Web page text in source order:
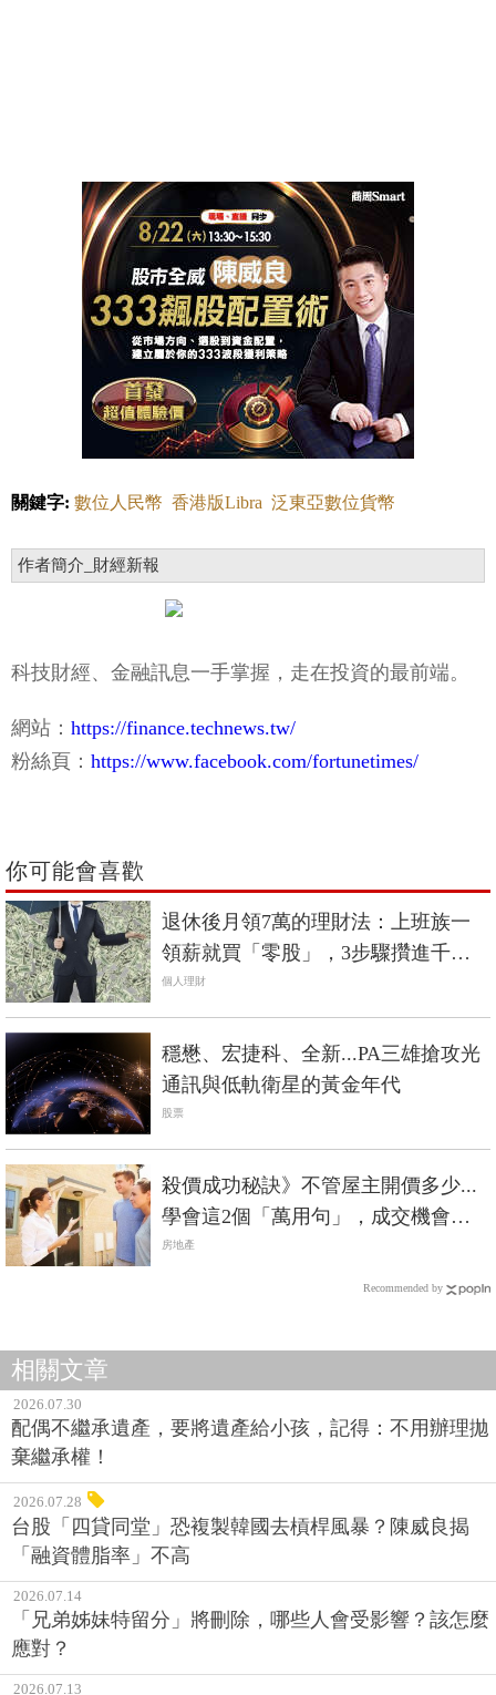
關鍵字: 數位人民幣 香港版Libra 泛東亞數位貨幣
作者簡介_財經新報
科技財經、金融訊息一手掌握，走在投資的最前端。
網站： https://finance.technews.tw/
粉絲頁： https://www.facebook.com/fortunetimes/
你可能會喜歡
退休後月領7萬的理財法：上班族一
領薪就買「零股」，3步驟攢進千萬
資產
個人理財
穩懋、宏捷科、全新...PA三雄搶攻光
通訊與低軌衛星的黃金年代
股票
殺價成功秘訣》不管屋主開價多少...
學會這2個「萬用句」，成交機會大
增！
房地產
Recommended by
相關文章
2026.07.30
配偶不繼承遺產，要將遺產給小孩，記得：不用辦理拋
棄繼承權！
2026.07.28
台股「四貸同堂」恐複製韓國去槓桿風暴？陳威良揭
「融資體脂率」不高
2026.07.14
「兄弟姊妹特留分」將刪除，哪些人會受影響？該怎麼
應對？
2026.07.13